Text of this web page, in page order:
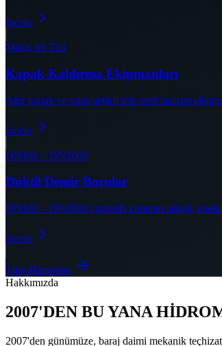
İncele
Maks. 60 Ton
Kapak Kaldırma Ekipmanları
Ağır kapak ve vana setleri için özel tasarım
İncele
DN100 – DN2000
Düktil Demir Borular
DN100 – DN2000 çaplarda çimento astarlı,
İncele
Tüm Hizmetler
Hakkımızda
2007'DEN BU YANA
2007'den günümüze, baraj daimi mekanik